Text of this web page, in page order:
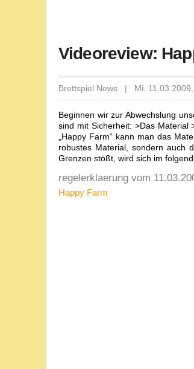
Videoreview:
Brettspiel News | Mi.
Beginnen wir zur Abwechslung
sind mit Sicherheit: >Das Material
„Happy Farm“ kann man das
robustes Material, sondern auch
Grenzen stößt, wird sich im
regelerklaerung vom
Happy Farm